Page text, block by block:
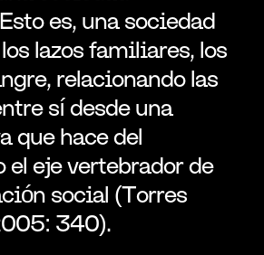
es, una sociedad
lazos familiares, los
relacionando las
sí desde una
que hace del
el eje vertebrador de
social (Torres
340).